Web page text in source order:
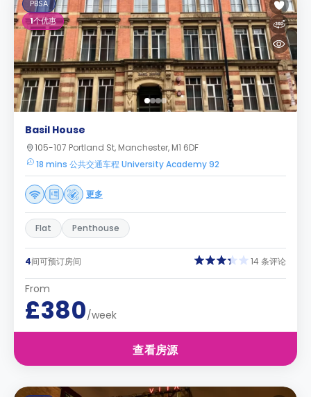
PBSA
1个优惠
Basil House
105-107 Portland St, Manchester, M1 6DF
18 mins 公共交通车程 University Academy 92
更多
Flat Penthouse
4间可预订房间 14 条评论
From
£380/week
查看房源